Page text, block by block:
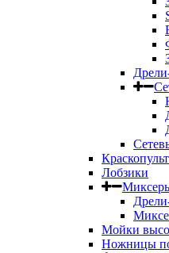
Лобзики
Мойки
Ножницы